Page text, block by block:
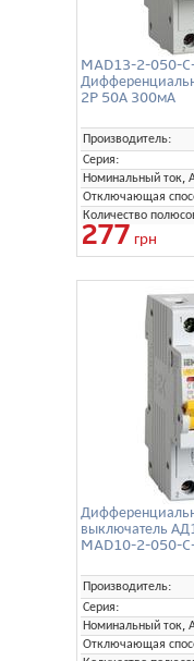
MAD13-2-050-
2P 50А 300мА
Производитель:
Серия:
Номинальный ток,
Отключающая
Количество
277 грн
выключатель
MAD10-2-050-
Производитель:
Серия:
Номинальный ток,
Отключающая